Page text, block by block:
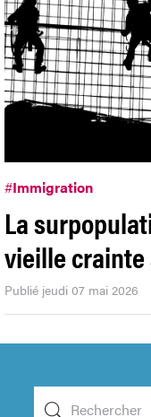
#Immigration
La
vieille
Publié jeudi 07 mai 2026